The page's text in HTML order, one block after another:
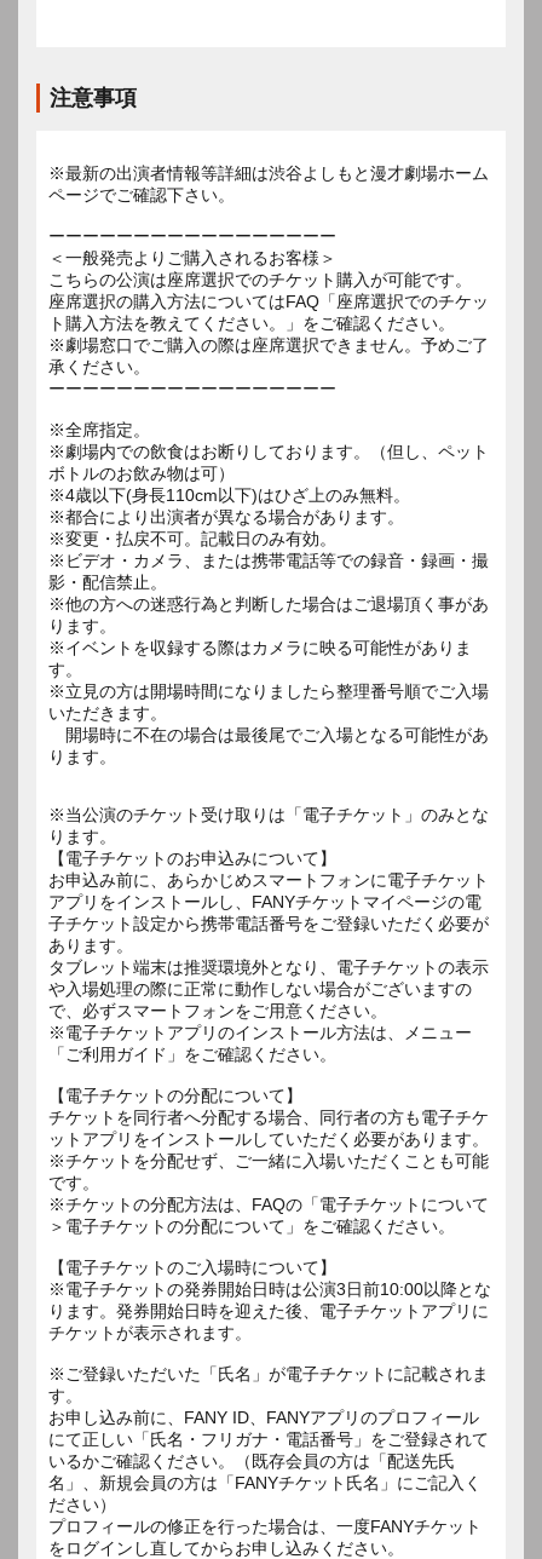
注意事項
※最新の出演者情報等詳細は渋谷よしもと漫才劇場ホーム
ページでご確認下さい。
ーーーーーーーーーーーーーーーーー
＜一般発売よりご購入されるお客様＞
こちらの公演は座席選択でのチケット購入が可能です。
座席選択の購入方法についてはFAQ「座席選択でのチケッ
ト購入方法を教えてください。」をご確認ください。
※劇場窓口でご購入の際は座席選択できません。予めご了
承ください。
ーーーーーーーーーーーーーーーーー
※全席指定。
※劇場内での飲食はお断りしております。（但し、ペット
ボトルのお飲み物は可）
※4歳以下(身長110cm以下)はひざ上のみ無料。
※都合により出演者が異なる場合があります。
※変更・払戻不可。記載日のみ有効。
※ビデオ・カメラ、または携帯電話等での録音・録画・撮
影・配信禁止。
※他の方への迷惑行為と判断した場合はご退場頂く事があ
ります。
※イベントを収録する際はカメラに映る可能性がありま
す。
※立見の方は開場時間になりましたら整理番号順でご入場
いただきます。
開場時に不在の場合は最後尾でご入場となる可能性があ
ります。
※当公演のチケット受け取りは「電子チケット」のみとな
ります。
【電子チケットのお申込みについて】
お申込み前に、あらかじめスマートフォンに電子チケット
アプリをインストールし、FANYチケットマイページの電
子チケット設定から携帯電話番号をご登録いただく必要が
あります。
タブレット端末は推奨環境外となり、電子チケットの表示
や入場処理の際に正常に動作しない場合がございますの
で、必ずスマートフォンをご用意ください。
※電子チケットアプリのインストール方法は、メニュー
「ご利用ガイド」をご確認ください。
【電子チケットの分配について】
チケットを同行者へ分配する場合、同行者の方も電子チケ
ットアプリをインストールしていただく必要があります。
※チケットを分配せず、ご一緒に入場いただくことも可能
です。
※チケットの分配方法は、FAQの「電子チケットについて
＞電子チケットの分配について」をご確認ください。
【電子チケットのご入場時について】
※電子チケットの発券開始日時は公演3日前10:00以降とな
ります。発券開始日時を迎えた後、電子チケットアプリに
チケットが表示されます。
※ご登録いただいた「氏名」が電子チケットに記載されま
す。
お申し込み前に、FANY ID、FANYアプリのプロフィール
にて正しい「氏名・フリガナ・電話番号」をご登録されて
いるかご確認ください。（既存会員の方は「配送先氏
名」、新規会員の方は「FANYチケット氏名」にご記入く
ださい）
プロフィールの修正を行った場合は、一度FANYチケット
をログインし直してからお申し込みください。